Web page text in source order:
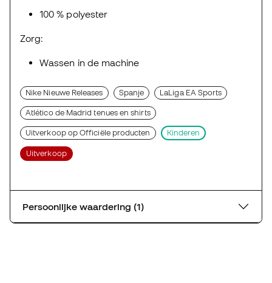
100 % polyester
Zorg:
Wassen in de machine
Nike Nieuwe Releases Spanje LaLiga EA Sports
Atlético de Madrid tenues en shirts
Uitverkoop op Officiële producten Kinderen
Uitverkoop
Persoonlijke waardering (1)